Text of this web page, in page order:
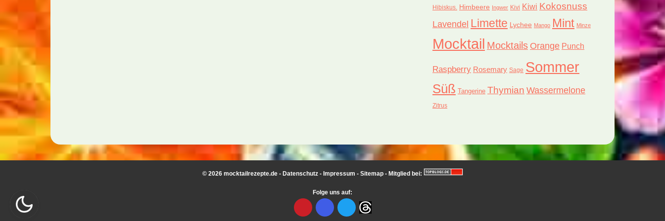
Hibiskus. Himbeere Ingwer Kivi Kiwi Kokosnuss
Lavendel Limette Lychee Mango Mint Minze
Mocktail Mocktails Orange Punch
Raspberry Rosemary Sage Sommer
Süß Tangerine Thymian Wassermelone
Zitrus
© 2026 mocktailrezepte.de - Datenschutz- Impressum - Sitemap- Mitglied bei:
Folge uns auf: